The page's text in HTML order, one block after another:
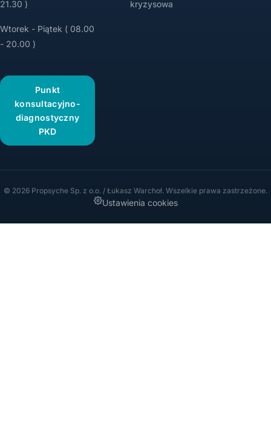
21.30 )
Wtorek - Piątek ( 08.00
- 20.00 )
Punkt
konsultacyjno-
diagnostyczny
PKD
kryzysowa
© 2026 Propsyche Sp. z o.o. / Łukasz Warchoł. Wszelkie prawa zastrzeżone.
Ustawienia cookies